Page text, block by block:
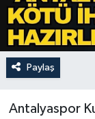
Paylaş
Antalyaspor